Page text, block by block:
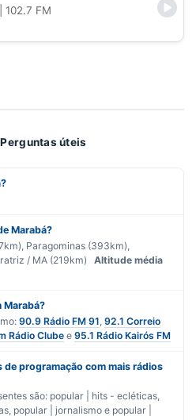
| 102.7 FM
úteis
Marabá?
Paragominas (393km),
/ MA (219km) Altitude média
Marabá?
90.9 Rádio FM 91 92.1 Correio
Rádio Clubee 95.1 Rádio Kairós FM
programação com mais rádios
são: popular | hits - ecléticas
popular | jornalismo e popular |